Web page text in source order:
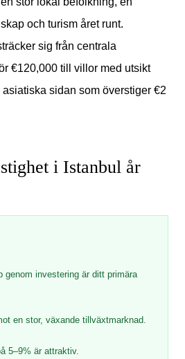
och turism året runt.
sig från centrala
€120,000 till villor med utsikt
sidan som överstiger €2
i Istanbul år
genom investering är ditt primära
en stor, växande tillväxtmarknad.
5–9% är attraktiv.